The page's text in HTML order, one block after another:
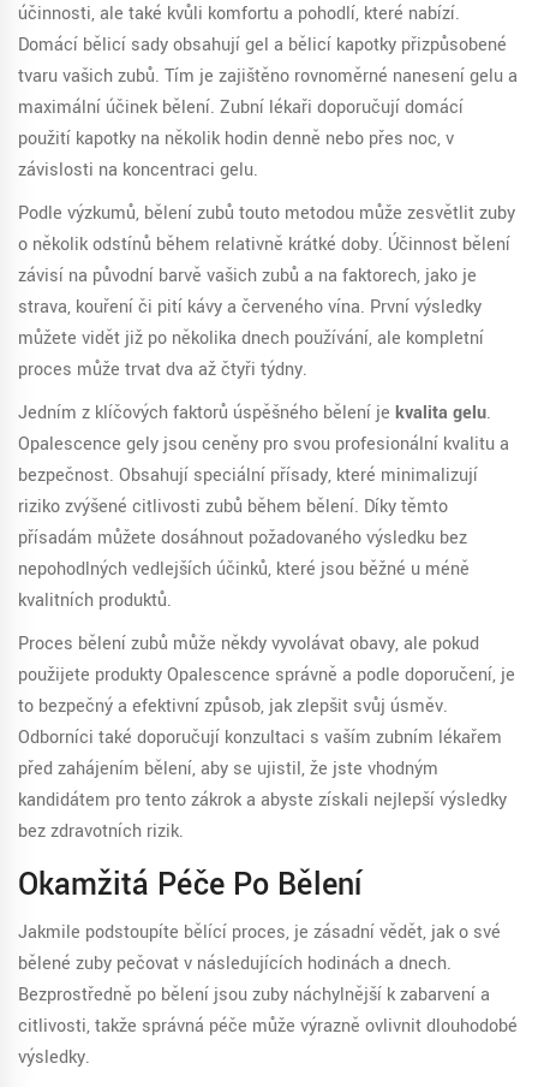
účinnosti, ale také kvůli komfortu a pohodlí, které nabízí.
Domácí bělicí sady obsahují gel a bělicí kapotky přizpůsobené
tvaru vašich zubů. Tím je zajištěno rovnoměrné nanesení gelu a
maximální účinek bělení. Zubní lékaři doporučují domácí
použití kapotky na několik hodin denně nebo přes noc, v
závislosti na koncentraci gelu.
Podle výzkumů, bělení zubů touto metodou může zesvětlit zuby
o několik odstínů během relativně krátké doby. Účinnost bělení
závisí na původní barvě vašich zubů a na faktorech, jako je
strava, kouření či pití kávy a červeného vína. První výsledky
můžete vidět již po několika dnech používání, ale kompletní
proces může trvat dva až čtyři týdny.
Jedním z klíčových faktorů úspěšného bělení je kvalita gelu.
Opalescence gely jsou ceněny pro svou profesionální kvalitu a
bezpečnost. Obsahují speciální přísady, které minimalizují
riziko zvýšené citlivosti zubů během bělení. Díky těmto
přísadám můžete dosáhnout požadovaného výsledku bez
nepohodlných vedlejších účinků, které jsou běžné u méně
kvalitních produktů.
Proces bělení zubů může někdy vyvolávat obavy, ale pokud
použijete produkty Opalescence správně a podle doporučení, je
to bezpečný a efektivní způsob, jak zlepšit svůj úsměv.
Odborníci také doporučují konzultaci s vaším zubním lékařem
před zahájením bělení, aby se ujistil, že jste vhodným
kandidátem pro tento zákrok a abyste získali nejlepší výsledky
bez zdravotních rizik.
Okamžitá Péče Po Bělení
Jakmile podstoupíte bělící proces, je zásadní vědět, jak o své
bělené zuby pečovat v následujících hodinách a dnech.
Bezprostředně po bělení jsou zuby náchylnější k zabarvení a
citlivosti, takže správná péče může výrazně ovlivnit dlouhodobé
výsledky.